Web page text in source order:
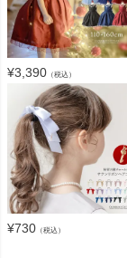
¥3,390 （税込）
¥730 （税込）